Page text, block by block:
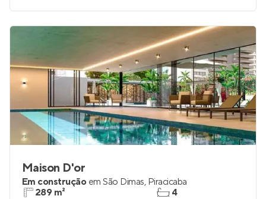
Maison D'or
Em construção em São Dimas, Piracicaba
289 m²
4